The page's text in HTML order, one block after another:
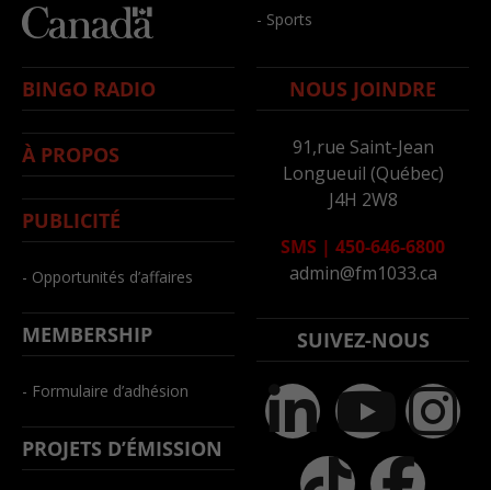
- Sports
BINGO RADIO
À PROPOS
PUBLICITÉ
- Opportunités d’affaires
MEMBERSHIP
- Formulaire d’adhésion
PROJETS D’ÉMISSION
NOUS JOINDRE
91,rue Saint-Jean
Longueuil (Québec)
J4H 2W8
SMS | 450-646-6800
admin@fm1033.ca
SUIVEZ-NOUS